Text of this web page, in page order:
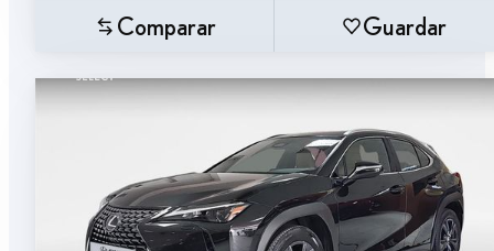
Comparar Guardar